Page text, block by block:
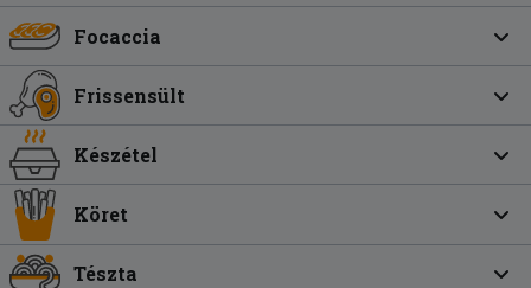
Focaccia
Frissensült
Készétel
Köret
Tészta